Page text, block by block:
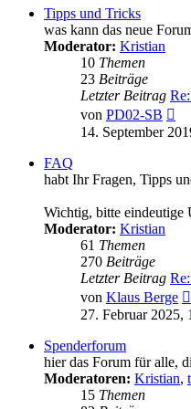
Tipps und Tricks
was kann das neue
Moderator: Kristian
10 Themen
23 Beiträge
Letzter Beitrag
von PD02-SB
14. September
FAQ
habt Ihr Fragen, Tipps
Wichtig, bitte eindeutige
Moderator: Kristian
61 Themen
270 Beiträge
Letzter Beitrag
von Klaus Berge
27. Februar 2025,
Spenderforum
hier das Forum für alle,
Moderatoren: Kristian,
15 Themen